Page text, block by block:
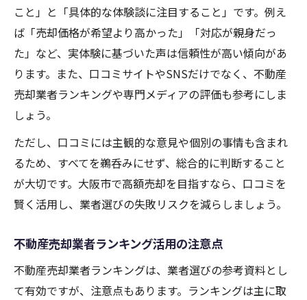
こと」と「具体的な体験談に注目すること」です。例え
ば「売却価格が希望より高かった」「対応が親身だっ
た」など、実体験に基づいた声は信頼性が高い傾向があ
ります。また、口コミサイトやSNSだけでなく、不動産
売却業者ランキングや専門メディアの評価も参考にしま
しょう。
ただし、口コミには主観的な意見や個別の事情も含まれ
るため、すべてを鵜呑みにせず、総合的に判断すること
が大切です。大阪市で高額売却を目指すなら、口コミを
賢く活用し、業者選びの失敗リスクを減らしましょう。
不動産売却業者ランキング活用の注意点
不動産売却業者ランキングは、業者選びの参考資料とし
て有効ですが、注意点もあります。ランキングは主に取